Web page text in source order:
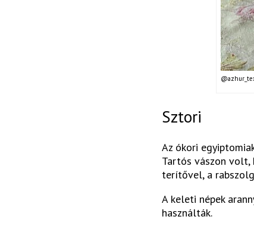
Sztori
Az ókori
Tartós vászon volt,
terítővel, a
A keleti népek
használták.